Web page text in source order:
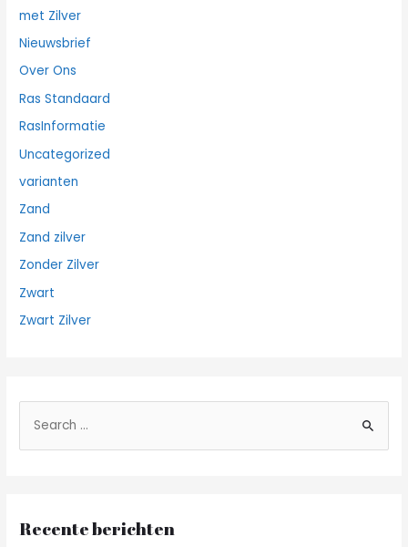
met Zilver
Nieuwsbrief
Over Ons
Ras Standaard
RasInformatie
Uncategorized
varianten
Zand
Zand zilver
Zonder Zilver
Zwart
Zwart Zilver
a
Recente berichten